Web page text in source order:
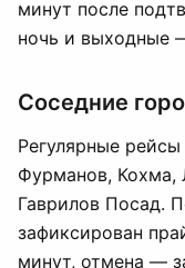
минут после
ночь и выходные
Соседние
Регулярные
Фурманов, Кохма,
Гаврилов Посад.
зафиксирован
минут, отмена —